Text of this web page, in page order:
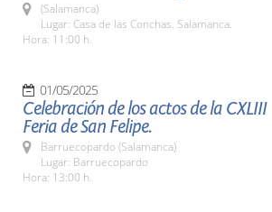
(Salamanca)
Lugar: Casa de las Conchas. Salamanca.
Hora: 11:00 h.
01/05/2025
Celebración de los actos de la CXLIII
Feria de San Felipe.
Barruecopardo (Salamanca)
Lugar: Barruecopardo
Hora: 13:00 h.